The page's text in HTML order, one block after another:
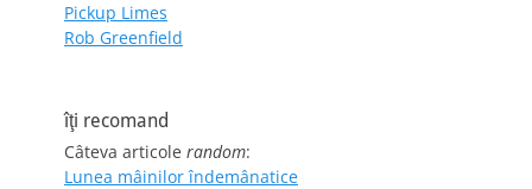
Pickup Limes
Rob Greenfield
îţi recomand
Câteva articole random:
Lunea mâinilor îndemânatice